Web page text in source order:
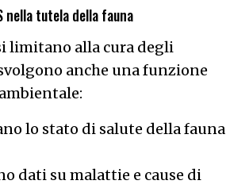
nella tutela della fauna
limitano alla cura degli
anche una funzione
lo stato di salute della fauna
dati su malattie e cause di